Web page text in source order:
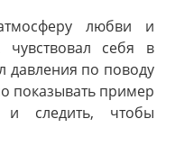
любви и
себя в
давления по поводу
показывать пример
и следить, чтобы